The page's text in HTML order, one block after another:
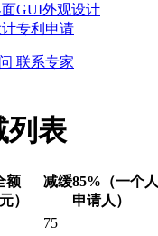
GUI外观设计
专利申请
联系专家
列表
额
）
减缓85% （一个人
申请人）
75